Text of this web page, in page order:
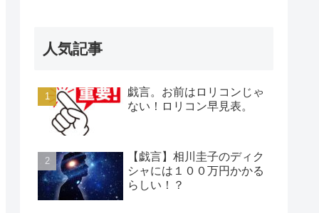
人気記事
戯言。お前はロリコンじゃ
ない！ロリコン早見表。
【戯言】相川圭子のディク
シャには１００万円かかる
らしい！？